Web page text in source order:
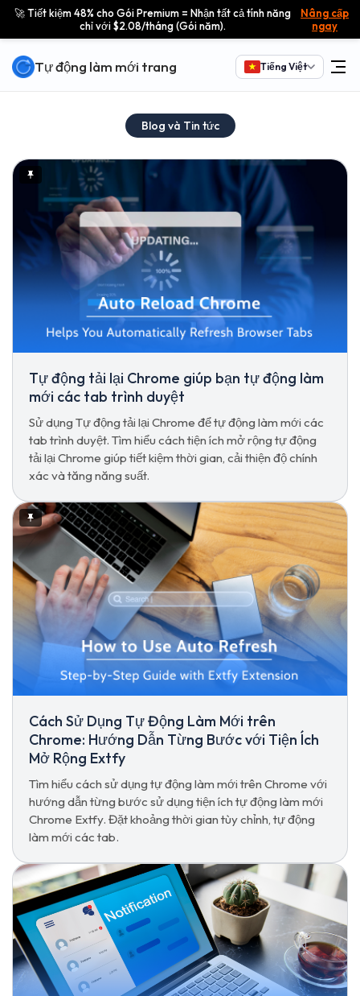
🚀 Tiết kiệm 48% cho Gói Premium = Nhận tất cả tính năng
chỉ với $2.08/tháng (Gói năm).
Nâng cấp
ngay
Tự động làm mới trang Tiếng Việt
Blog và Tin tức
Tự động tải lại Chrome giúp bạn tự động làm
mới các tab trình duyệt
Sử dụng Tự động tải lại Chrome để tự động làm mới các
tab trình duyệt. Tìm hiểu cách tiện ích mở rộng tự động
tải lại Chrome giúp tiết kiệm thời gian, cải thiện độ chính
xác và tăng năng suất.
Cách Sử Dụng Tự Động Làm Mới trên
Chrome: Hướng Dẫn Từng Bước với Tiện Ích
Mở Rộng Extfy
Tìm hiểu cách sử dụng tự động làm mới trên Chrome với
hướng dẫn từng bước sử dụng tiện ích tự động làm mới
Chrome Extfy. Đặt khoảng thời gian tùy chỉnh, tự động
làm mới các tab.